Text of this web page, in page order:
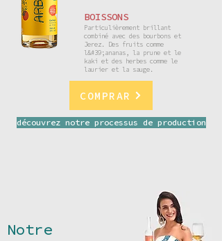
BOISSONS
Particulièrement brillant
combiné avec des bourbons et
Jerez. Des fruits comme
l&#39;ananas, la prune et le
kaki et des herbes comme le
laurier et la sauge.
COMPRAR
découvrez notre processus de production
Notre